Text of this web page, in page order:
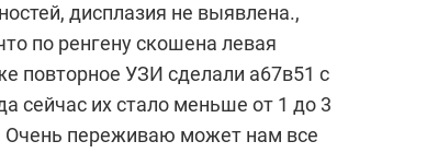
дисплазия не выявлена.,
по ренгену скошена левая
повторное УЗИ сделали а67в51 с
сейчас их стало меньше от 1 до 3
Очень переживаю может нам все